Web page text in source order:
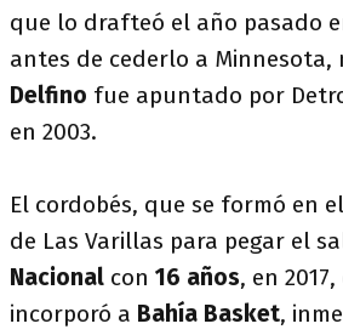
que lo drafteó el año pasado
antes de cederlo a Minnesota,
Delfino fue apuntado por
en 2003.
El cordobés, que se formó en
de Las Varillas para pegar el
Nacional con 16 años, en
incorporó a Bahía Basket,